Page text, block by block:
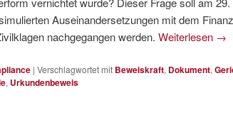
Auseinandersetzungen mit dem
nachgegangen werden. Weiterlesen →
| Verschlagwortet mit Beweiskraft, Dokument,
, Urkundenbeweis